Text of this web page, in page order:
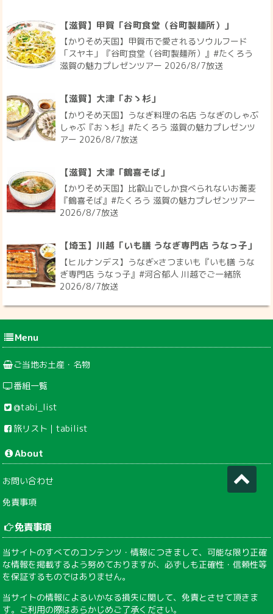
【滋賀】甲賀「谷町食堂（谷町製麺所）」
【かりそめ天国】甲賀市で愛されるソウルフード
「スヤキ」『谷町食堂（谷町製麺所）』#たくろう
滋賀の魅力プレゼンツアー 2026/8/7放送
【滋賀】大津「おゝ杉」
【かりそめ天国】うなぎ料理の名店 うなぎのしゃぶ
しゃぶ『おゝ杉』#たくろう 滋賀の魅力プレゼンツ
アー 2026/8/7放送
【滋賀】大津「鶴喜そば」
【かりそめ天国】比叡山でしか食べられないお蕎麦
『鶴喜そば』#たくろう 滋賀の魅力プレゼンツアー
2026/8/7放送
【埼玉】川越「いも膳 うなぎ専門店 うなっ子」
【ヒルナンデス】うなぎ×さつまいも『いも膳 うな
ぎ専門店 うなっ子』#河合郁人 川越でご一緒旅
2026/8/7放送
Menu
ご当地お土産・名物
番組一覧
@tabi_list
旅リスト｜tabilist
About
お問い合わせ
免責事項
免責事項
当サイトのすべてのコンテンツ・情報につきまして、可能な限り正確
な情報を掲載するよう努めておりますが、必ずしも正確性・信頼性等
を保証するものではありません。
当サイトの情報によるいかなる損失に関して、免責とさせて頂きま
す。ご利用の際はあらかじめご了承ください。